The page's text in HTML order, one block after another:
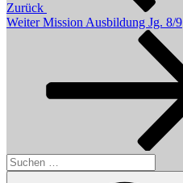
Zurück
Nächster
Weiter Mission Ausbildung Jg. 8/9
Suchen
nach: